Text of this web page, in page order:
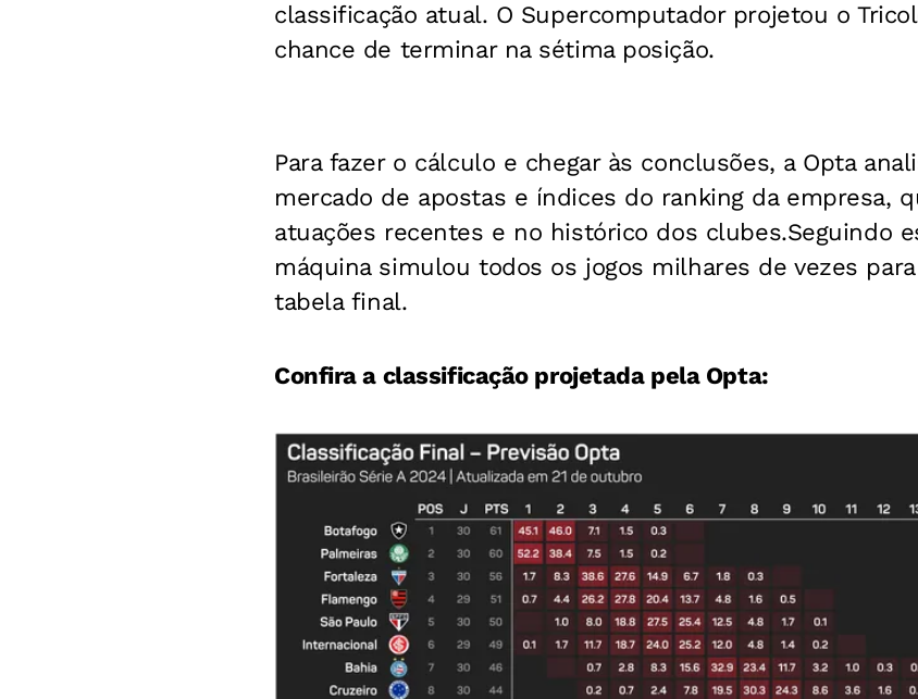
classificação atual. O Supercomputador projetou o
chance de terminar na sétima posição.
Para fazer o cálculo e chegar às conclusões, a Opta
mercado de apostas e índices do ranking da empresa,
atuações recentes e no histórico dos clubes.Seguindo
máquina simulou todos os jogos milhares de vezes
tabela final.
Confira a classificação projetada pela Opta: